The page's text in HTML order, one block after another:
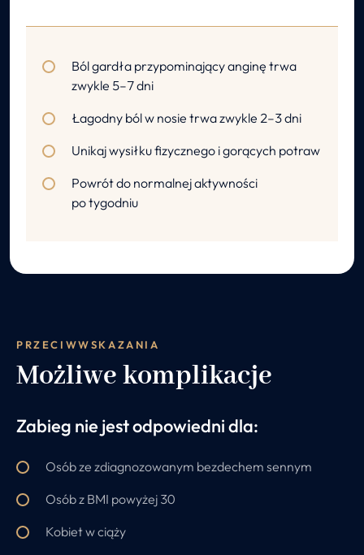
Ból gardła przypominający anginę trwa
zwykle 5–7 dni
Łagodny ból w nosie trwa zwykle 2–3 dni
Unikaj wysiłku fizycznego i gorących potraw
Powrót do normalnej aktywności
po tygodniu
PRZECIWWSKAZANIA
Możliwe komplikacje
Zabieg nie jest odpowiedni dla:
Osób ze zdiagnozowanym bezdechem sennym
Osób z BMI powyżej 30
Kobiet w ciąży